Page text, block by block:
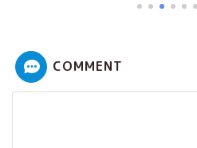
COMMENT